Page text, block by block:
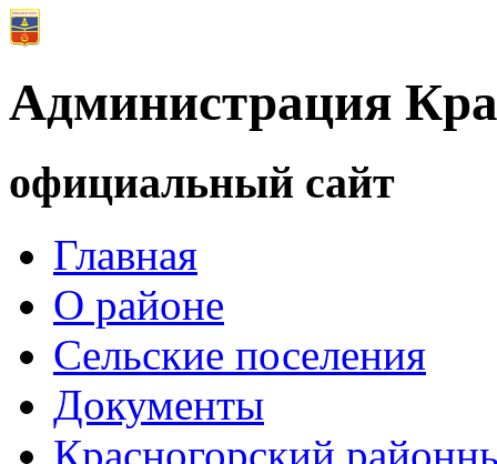
Администрация
официальный сайт
Главная
О районе
Сельские поселения
Документы
Красногорский